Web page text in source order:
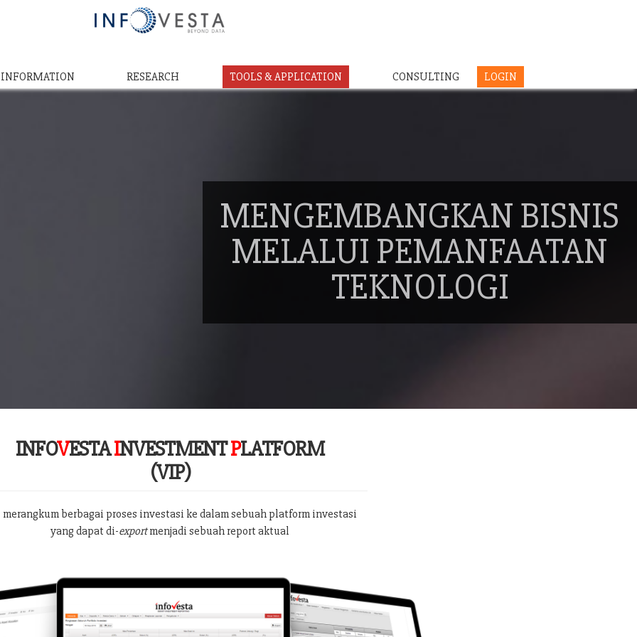
INFORMATION RESEARCH TOOLS & APPLICATION CONSULTING LOGIN
MENGEMBANGKAN BISNIS
MELALUI PEMANFAATAN
TEKNOLOGI
INFOVESTAINVESTMENTPLATFORM
(VIP)
merangkum berbagai proses investasi ke dalam sebuah platform investasi
yang dapat di-exportmenjadi sebuah report aktual